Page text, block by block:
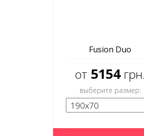
Fusion Duo
от 5154 грн.
выберите размер: